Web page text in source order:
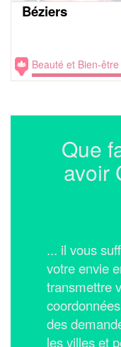
Béziers
Beauté et Bien-être
Que
avoir
... il vous
votre envie
transmettre
des
les villes et